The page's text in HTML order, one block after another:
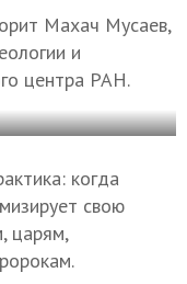
Махач Мусаев,
и
центра РАН.
когда
свою
царям,